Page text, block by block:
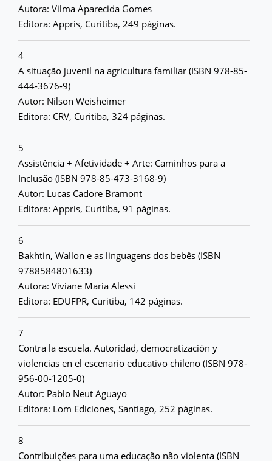
Autora: Vilma Aparecida Gomes
Editora: Appris, Curitiba, 249 páginas.
4
A situação juvenil na agricultura familiar (ISBN 978-85-
444-3676-9)
Autor: Nilson Weisheimer
Editora: CRV, Curitiba, 324 páginas.
5
Assistência + Afetividade + Arte: Caminhos para a
Inclusão (ISBN 978-85-473-3168-9)
Autor: Lucas Cadore Bramont
Editora: Appris, Curitiba, 91 páginas.
6
Bakhtin, Wallon e as linguagens dos bebês (ISBN
9788584801633)
Autora: Viviane Maria Alessi
Editora: EDUFPR, Curitiba, 142 páginas.
7
Contra la escuela. Autoridad, democratización y
violencias en el escenario educativo chileno (ISBN 978-
956-00-1205-0)
Autor: Pablo Neut Aguayo
Editora: Lom Ediciones, Santiago, 252 páginas.
8
Contribuições para uma educação não violenta (ISBN